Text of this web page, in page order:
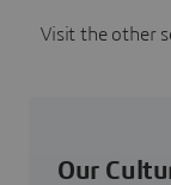
Visit the other
Our